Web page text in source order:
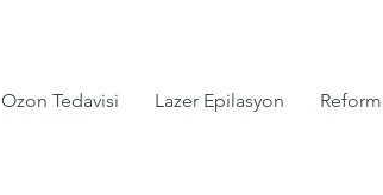
Ozon Tedavisi Lazer Epilasyon